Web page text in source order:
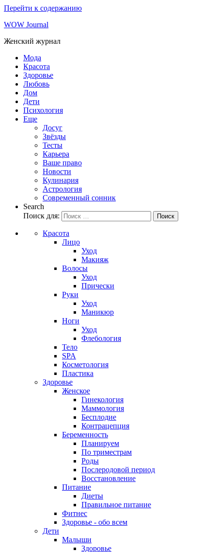
Перейти к содержанию
WOW Journal
Женский журнал
Мода
Красота
Здоровье
Любовь
Дом
Дети
Психология
Еще
Досуг
Звёзды
Тесты
Карьера
Ваше право
Новости
Кулинария
Астрология
Современный сонник
Search
Поиск для:
Поиск
Красота
Лицо
Уход
Макияж
Волосы
Уход
Прически
Руки
Уход
Маникюр
Ноги
Уход
Флебология
Тело
SPA
Косметология
Пластика
Здоровье
Женское
Гинекология
Маммология
Бесплодие
Контрацепция
Беременность
Планируем
По триместрам
Роды
Послеродовой период
Восстановление
Питание
Диеты
Правильное питание
Фитнес
Здоровье - обо всем
Дети
Малыши
Здоровье